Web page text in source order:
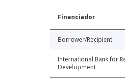
Financiador
Borrower/Recipient
International Bank for
Development